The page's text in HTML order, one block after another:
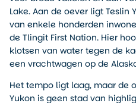
Lake. Aan de oever ligt Teslin
van enkele honderden
de Tlingit First Nation. Hier
klotsen van water tegen de
een vrachtwagen op de
Het tempo ligt laag, maar de
Yukon is geen stad van